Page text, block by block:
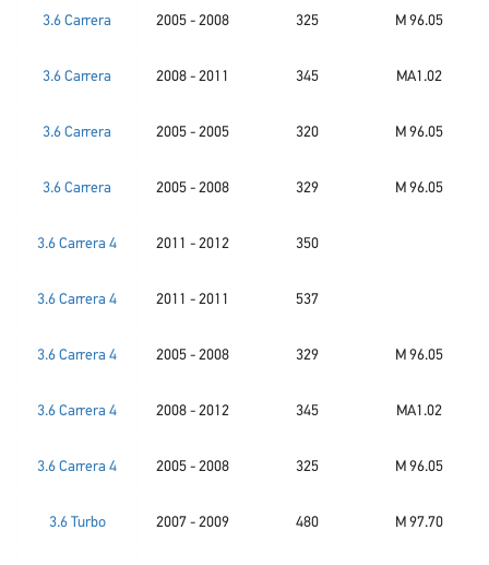
3.6 Carrera 2005 - 2008 325 M 96.05
3.6 Carrera 2008 - 2011 345 MA1.02
3.6 Carrera 2005 - 2005 320 M 96.05
3.6 Carrera 2005 - 2008 329 M 96.05
3.6 Carrera 4 2011 - 2012 350
3.6 Carrera 4 2011 - 2011 537
3.6 Carrera 4 2005 - 2008 329 M 96.05
3.6 Carrera 4 2008 - 2012 345 MA1.02
3.6 Carrera 4 2005 - 2008 325 M 96.05
3.6 Turbo 2007 - 2009 480 M 97.70